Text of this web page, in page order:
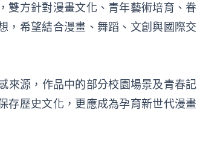
雙方針對漫畫文化、青年藝術培育、眷
，希望結合漫畫、舞蹈、文創與國際交
來源，作品中的部分校園場景及青春記
存歷史文化，更應成為孕育新世代漫畫